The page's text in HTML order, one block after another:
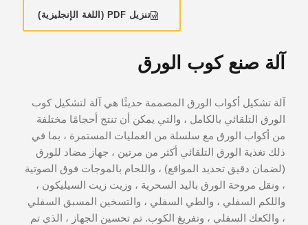
تنزيل PDF (اللغة الإنجليزية)
آلة صنع كوب الورق
آلة تشكيل أكواب الورق المصممة حديثًا هي آلة لتشكيل كوب
الورق التلقائي بالكامل ، والتي يمكن أن تنتج أحجامًا مختلفة
من أكواب الورق مع سلسلة من العمليات المستمرة ، بما في
ذلك تغذية الورق التلقائي أكثر من مرتين ، جهاز مضاد للورق
(لضمان دقيق تحديد المواقع) ، واللحام بالموجات فوق الصوتية
، ونقل مروحة الورق باليد السحرية ، وزيت زيت السيليكون ،
واللكم السفلي ، والطي السفلي ، والتسخين المسبق السفلي
، والكعك السفلي ، وتفريغ الكوب. تم تحسين الجهاز ، الذي تم